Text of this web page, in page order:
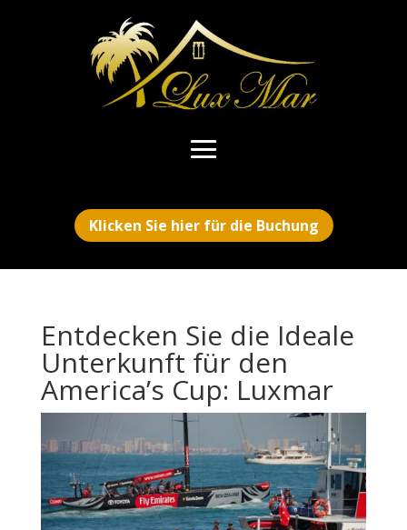
Klicken Sie hier für die Buchung
Entdecken Sie die Ideale
Unterkunft für den
America’s Cup: Luxmar